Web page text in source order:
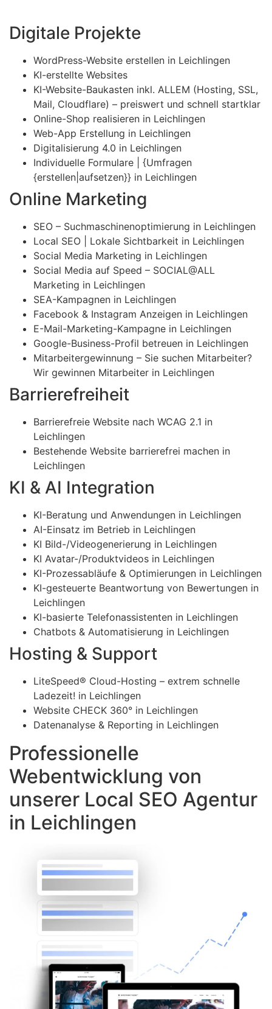
Digitale Projekte
WordPress-Website erstellen in Leichlingen
KI-erstellte Websites
KI-Website-Baukasten inkl. ALLEM (Hosting, SSL,
Mail, Cloudflare) – preiswert und schnell startklar
Online-Shop realisieren in Leichlingen
Web-App Erstellung in Leichlingen
Digitalisierung 4.0 in Leichlingen
Individuelle Formulare | {Umfragen
{erstellen|aufsetzen}} in Leichlingen
Online Marketing
SEO – Suchmaschinenoptimierung in Leichlingen
Local SEO | Lokale Sichtbarkeit in Leichlingen
Social Media Marketing in Leichlingen
Social Media auf Speed – SOCIAL@ALL
Marketing in Leichlingen
SEA-Kampagnen in Leichlingen
Facebook & Instagram Anzeigen in Leichlingen
E-Mail-Marketing-Kampagne in Leichlingen
Google-Business-Profil betreuen in Leichlingen
Mitarbeitergewinnung – Sie suchen Mitarbeiter?
Wir gewinnen Mitarbeiter in Leichlingen
Barrierefreiheit
Barrierefreie Website nach WCAG 2.1 in
Leichlingen
Bestehende Website barrierefrei machen in
Leichlingen
KI & AI Integration
KI-Beratung und Anwendungen in Leichlingen
AI-Einsatz im Betrieb in Leichlingen
KI Bild-/Videogenerierung in Leichlingen
KI Avatar-/Produktvideos in Leichlingen
KI-Prozessabläufe & Optimierungen in Leichlingen
KI-gesteuerte Beantwortung von Bewertungen in
Leichlingen
KI-basierte Telefonassistenten in Leichlingen
Chatbots & Automatisierung in Leichlingen
Hosting & Support
LiteSpeed® Cloud-Hosting – extrem schnelle
Ladezeit! in Leichlingen
Website CHECK 360° in Leichlingen
Datenanalyse & Reporting in Leichlingen
Professionelle
Webentwicklung von
unserer Local SEO Agentur
in Leichlingen